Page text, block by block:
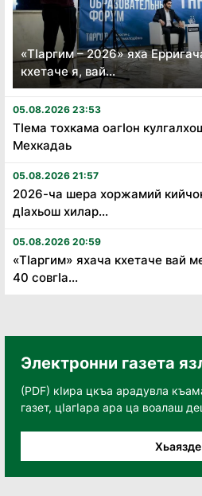
«Тӏаргим – 2026» яха
кхетаче я, вай...
05.08.2026 23:53
Тӏема тохкама оагӏон
Мехкадаь
05.08.2026 21:57
2026-ча шера хоржамий
дӏахьош хилар...
05.08.2026 20:59
«Тӏаргим» яхача кхетаче вай
40 совгӏа...
Электронни газета
(PDF) кӀира цкъа арадувла
газет, цӀагӀара ара ца воалаш
Хьаязде